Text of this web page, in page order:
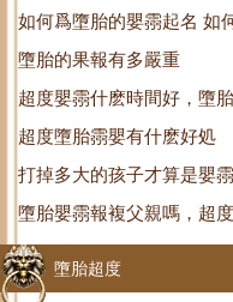
如何爲墮胎的嬰霛起名 如
墮胎的果報有多嚴重
超度嬰霛什麽時間好，墮
超度墮胎霛嬰有什麽好処
打掉多大的孩子才算是嬰
會被小孩的霛魂
墮胎嬰霛報複父親嗎，超
墮胎超度